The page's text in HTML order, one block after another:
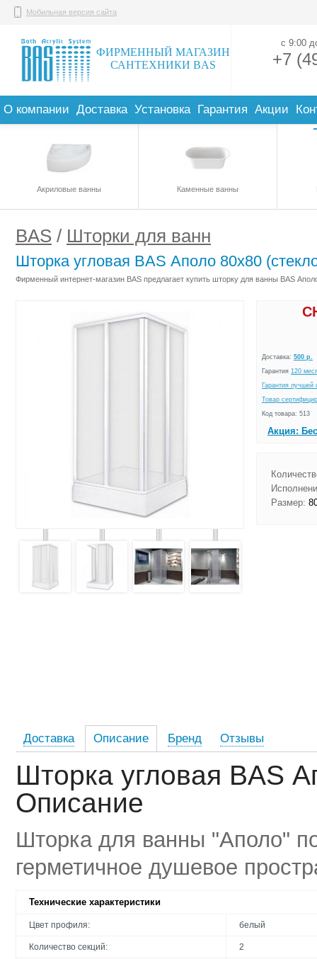
ФИРМЕННЫЙ МАГАЗИН
САНТЕХНИКИ BAS
Мобильная версия сайта
+7
с 9:00
О компании Доставка Установка Гарантия Акции
Акриловые ванны Каменные ванны
BAS / Шторки для ванн
Шторка угловая BAS Аполо 80х80
Фирменный интернет-магазин BAS предлагает купить шторку для ванны BAS
Доставка: 500 р.
Гарантия 120
Гарантия лучшей
Товар
Код товара: 513
Акция:
Размер:
Доставка Описание Бренд Отзывы
Шторка угловая BAS
Описание
Шторка для ванны "Аполо"
герметичное душевое
Технические характеристики
Цвет профиля: белый
Количество секций: 2